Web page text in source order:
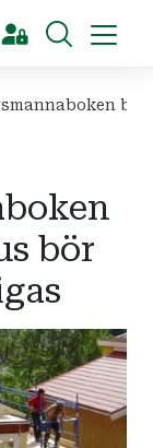
[Sök]
bör